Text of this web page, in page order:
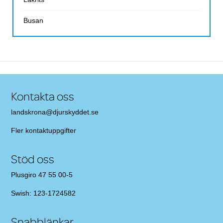
Busan
Kontakta oss
landskrona@djurskyddet.se
Fler kontaktuppgifter
Stöd oss
Plusgiro 47 55 00-5
Swish: 123-1724582